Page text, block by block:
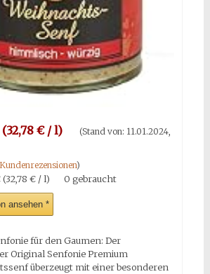
€ / l)
(Stand von: 11.01.2024,
)
(32,78 € / l) 0 gebraucht
ansehen *
für den Gaumen: Der
Original Senfonie Premium
überzeugt mit einer besonderen